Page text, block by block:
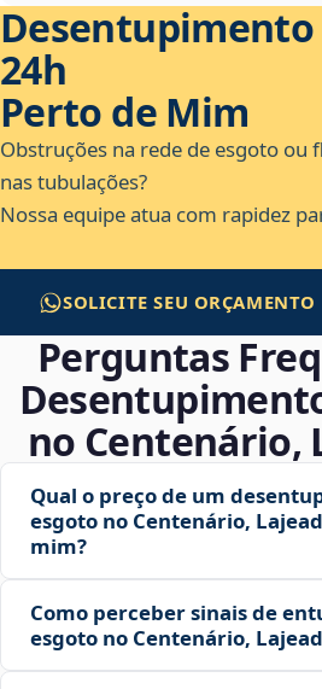
Desentupimento
24h
Perto de Mim
Obstruções na rede de esgoto
nas tubulações?
Nossa equipe atua com rapidez
SOLICITE SEU ORÇAMENTO
Perguntas
no Centenário,
Qual o preço de um
esgoto no Centenário,
mim?
Como perceber sinais de
esgoto no Centenário,